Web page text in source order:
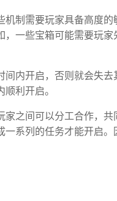
制需要玩家具备高度的
一些宝箱可能需要玩家
内开启，否则就会失去
利开启。
之间可以分工合作，共
一系列的任务才能开启。